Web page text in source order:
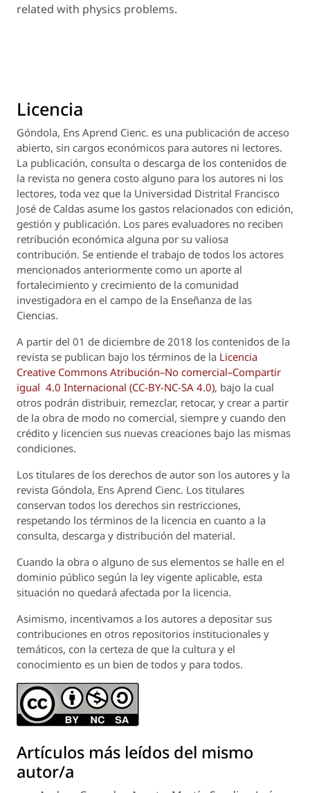
related with physics problems.
Licencia
Góndola, Ens Aprend Cienc. es una publicación de acceso
abierto, sin cargos económicos para autores ni lectores.
La publicación, consulta o descarga de los contenidos de
la revista no genera costo alguno para los autores ni los
lectores, toda vez que la Universidad Distrital Francisco
José de Caldas asume los gastos relacionados con edición,
gestión y publicación. Los pares evaluadores no reciben
retribución económica alguna por su valiosa
contribución. Se entiende el trabajo de todos los actores
mencionados anteriormente como un aporte al
fortalecimiento y crecimiento de la comunidad
investigadora en el campo de la Enseñanza de las
Ciencias.
A partir del 01 de diciembre de 2018 los contenidos de la
revista se publican bajo los términos de la Licencia
Creative Commons Atribución–No comercial–Compartir
igual 4.0 Internacional (CC-BY-NC-SA 4.0), bajo la cual
otros podrán distribuir, remezclar, retocar, y crear a partir
de la obra de modo no comercial, siempre y cuando den
crédito y licencien sus nuevas creaciones bajo las mismas
condiciones.
Los titulares de los derechos de autor son los autores y la
revista Góndola, Ens Aprend Cienc. Los titulares
conservan todos los derechos sin restricciones,
respetando los términos de la licencia en cuanto a la
consulta, descarga y distribución del material.
Cuando la obra o alguno de sus elementos se halle en el
dominio público según la ley vigente aplicable, esta
situación no quedará afectada por la licencia.
Asimismo, incentivamos a los autores a depositar sus
contribuciones en otros repositorios institucionales y
temáticos, con la certeza de que la cultura y el
conocimiento es un bien de todos y para todos.
Artículos más leídos del mismo
autor/a